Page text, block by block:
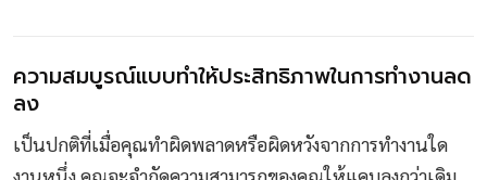
ความสมบูรณ์แบบทำให้ประสิทธิภาพในการทำงานลด
ลง
เป็นปกติที่เมื่อคุณทำผิดพลาดหรือผิดหวังจากการทำงานใด